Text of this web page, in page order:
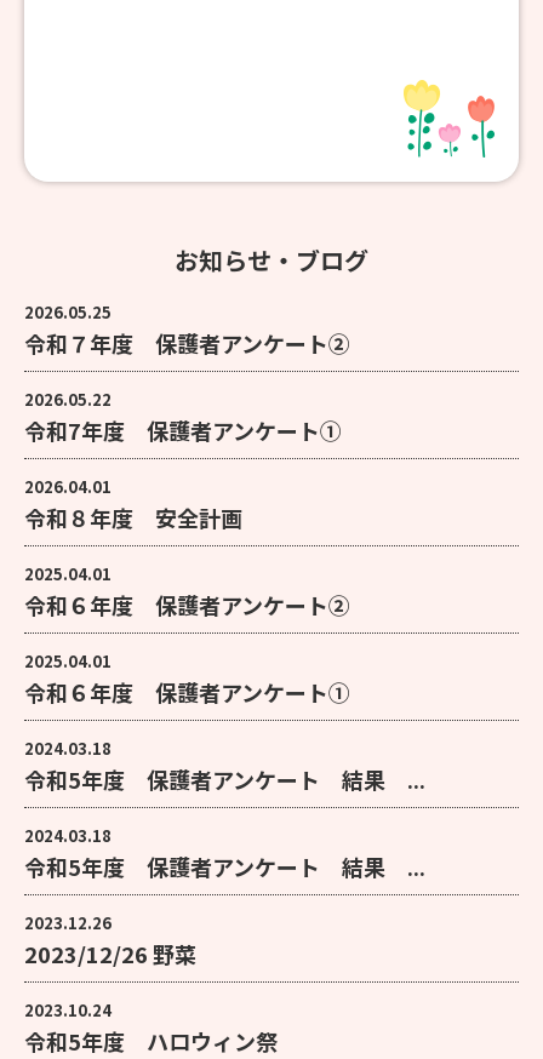
お知らせ・ブログ
2026.05.25
令和７年度 保護者アンケート②
2026.05.22
令和7年度 保護者アンケート①
2026.04.01
令和８年度 安全計画
2025.04.01
令和６年度 保護者アンケート②
2025.04.01
令和６年度 保護者アンケート①
2024.03.18
令和5年度 保護者アンケート 結果 ...
2024.03.18
令和5年度 保護者アンケート 結果 ...
2023.12.26
2023/12/26 野菜
2023.10.24
令和5年度 ハロウィン祭